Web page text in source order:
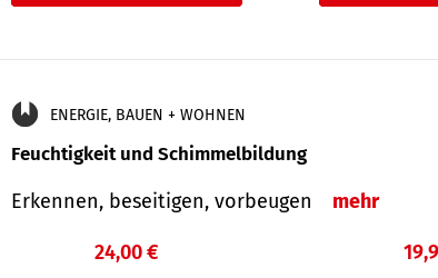
ENERGIE, BAUEN + WOHNEN
Feuchtigkeit und Schimmelbildung
Erkennen, beseitigen, vorbeugen mehr
24,00 €